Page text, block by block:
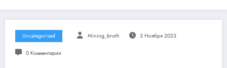
Uncategorised Mining_broth 3 Ноября 2023
0 Комментарии